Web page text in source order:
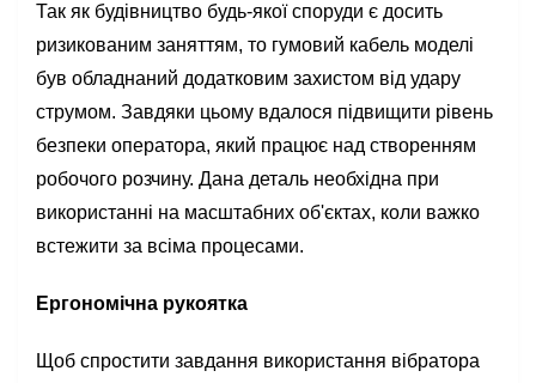
Так як будівництво будь-якої споруди є досить
ризикованим заняттям, то гумовий кабель моделі
був обладнаний додатковим захистом від удару
струмом. Завдяки цьому вдалося підвищити рівень
безпеки оператора, який працює над створенням
робочого розчину. Дана деталь необхідна при
використанні на масштабних об'єктах, коли важко
встежити за всіма процесами.
Ергономічна рукоятка
Щоб спростити завдання використання вібратора